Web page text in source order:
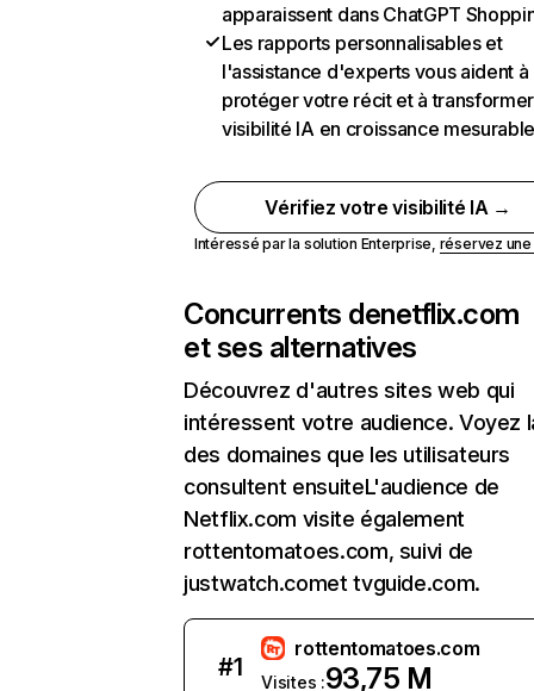
apparaissent dans ChatGPT
Les rapports personnalisables et
l'assistance d'experts vous aident à
protéger votre récit et à
visibilité IA en croissance
Vérifiez votre visibilité IA →
Intéressé par la solution Enterprise, réservez
Concurrents denetflix.com
et ses alternatives
Découvrez d'autres sites web qui
intéressent votre audience. Voyez
des domaines que les utilisateurs
consultent ensuiteL'audience de
Netflix.com visite également
rottentomatoes.com, suivi de
justwatch.comet tvguide.com.
#1
rottentomatoes.com
Visites :93,75 M